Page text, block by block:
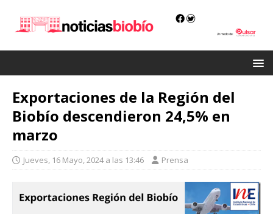
Exportaciones de la Región del
Biobío descendieron 24,5% en
marzo
Jueves, 16 Mayo, 2024 a las 13:46 Prensa